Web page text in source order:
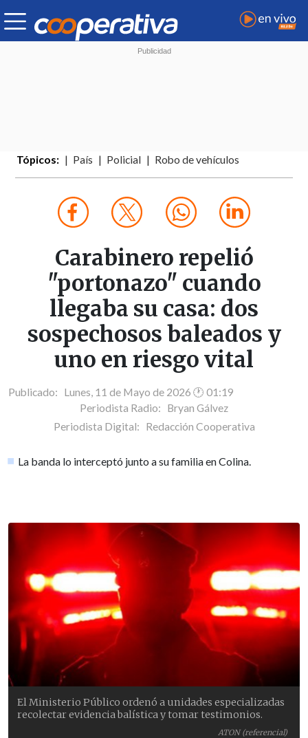
Tópicos: País Policial Robo de vehículos
Carabinero repelió
"portonazo" cuando
llegaba su casa: dos
sospechosos baleados y
uno en riesgo vital
Publicado: Lunes, 11 de Mayo de 2026 🕐 01:19
Periodista Radio: Bryan Gálvez
Periodista Digital: Redacción Cooperativa
La banda lo interceptó junto a su familia en Colina.
ATON (referencial)
El Ministerio Público ordenó a unidades especializadas
recolectar evidencia balística y tomar testimonios.